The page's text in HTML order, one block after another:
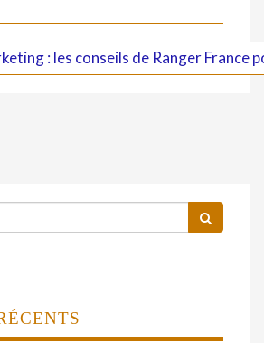
: les conseils de Ranger France